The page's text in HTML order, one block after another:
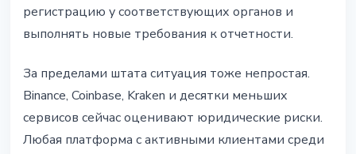
регистрацию у соответствующих органов и
выполнять новые требования к отчетности.
За пределами штата ситуация тоже непростая.
Binance, Coinbase, Kraken и десятки меньших
сервисов сейчас оценивают юридические риски.
Любая платформа с активными клиентами среди